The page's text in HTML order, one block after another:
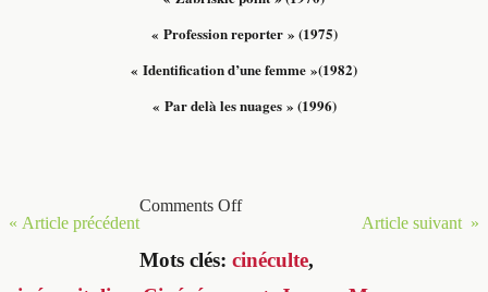
« Profession reporter » (1975)
« Identification d’une femme »(1982)
« Par delà les nuages » (1996)
« Article précédent Article suivant »
Comments Off
Mots clés: cinéculte,